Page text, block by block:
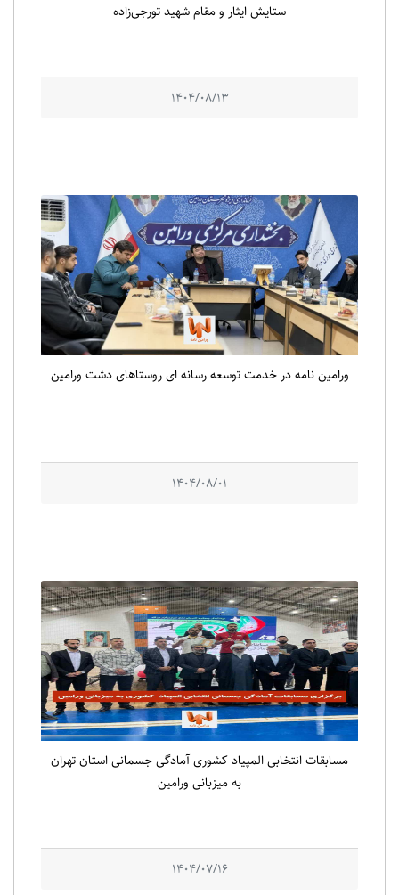
ستایش ایثار و مقام شهید تورجی‌زاده
1404/08/13
ورامین نامه در خدمت توسعه رسانه ای روستاهای دشت ورامین
1404/08/01
مسابقات انتخابی المپیاد کشوری آمادگی جسمانی استان تهران
به میزبانی ورامین
1404/07/16